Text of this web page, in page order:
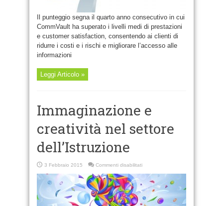
Il punteggio segna il quarto anno consecutivo in cui
CommVault ha superato i livelli medi di prestazioni
e customer satisfaction, consentendo ai clienti di
ridurre i costi e i rischi e migliorare l’accesso alle
informazioni
Leggi Articolo »
Immaginazione e
creatività nel settore
dell’Istruzione
3 Febbraio 2015 Commenti disabilitatisu
e
creatività
nel
settore
dell’Istruzione